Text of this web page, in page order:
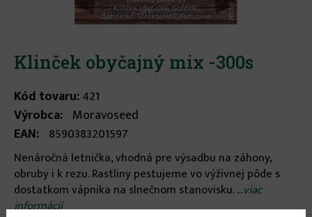
Klinček obyčajný mix -300s
Kód tovaru:421
Výrobca: Moravoseed
EAN: 8590383201597
Nenáročná letnička, vhodná pre výsadbu na záhony,
obruby i k rezu. Rastliny pestujeme vo výživnej pôde s
dostatkom vápnika na slnečnom stanovisku. ...viac
informácií